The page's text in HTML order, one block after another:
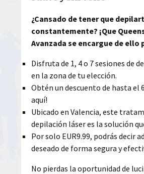
¿Cansado de tener que
constantemente? ¡Que
Avanzada se encargue de ello
Disfruta de 1, 4 o 7 sesiones de
en la zona de tu elección.
Obtén un descuento de hasta el
aquí!
Ubicado en Valencia, este
depilación láser es la solución
Por solo EUR9.99, podrás decir
deseado de forma segura y
No pierdas la oportunidad de